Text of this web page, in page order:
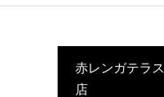
赤レンガテラ
店